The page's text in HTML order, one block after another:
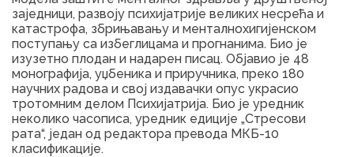
заједници, развоју психијатрије великих несрећа и
катастрофа, збрињавању и менталнохигијенском
поступању са избеглицама и прогнанима. Био је
изузетно плодан и надарен писац. Објавио је 48
монографија, уџбеника и приручника, преко 180
научних радова и свој издавачки опус украсио
тротомним делом Психијатрија. Био је уредник
неколико часописа, уредник едиције „Стресови
рата“, један од редактора превода МКБ-10
класификације.